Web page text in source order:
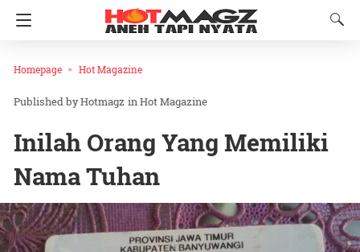
Homepage Hot Magazine
Hotmagz inHot Magazine
Inilah Orang Yang Memiliki
Nama Tuhan